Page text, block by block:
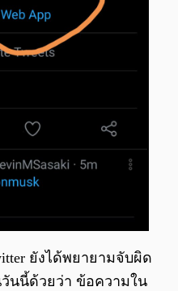
ยังได้พยายามจับผิด
นนี้ด้วยว่า ข้อความใน